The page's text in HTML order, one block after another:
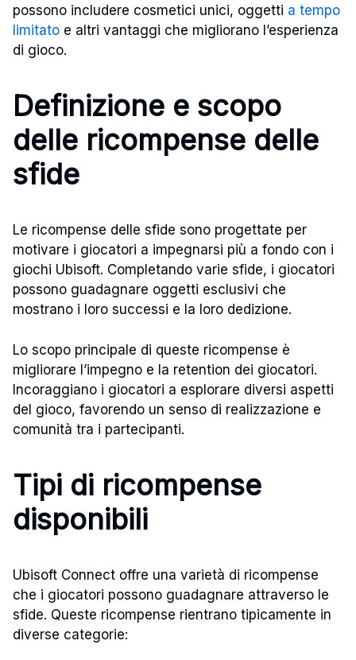
possono includere cosmetici unici, oggetti a tempo
limitato e altri vantaggi che migliorano l’esperienza
di gioco.
Definizione e scopo
delle ricompense delle
sfide
Le ricompense delle sfide sono progettate per
motivare i giocatori a impegnarsi più a fondo con i
giochi Ubisoft. Completando varie sfide, i giocatori
possono guadagnare oggetti esclusivi che
mostrano i loro successi e la loro dedizione.
Lo scopo principale di queste ricompense è
migliorare l’impegno e la retention dei giocatori.
Incoraggiano i giocatori a esplorare diversi aspetti
del gioco, favorendo un senso di realizzazione e
comunità tra i partecipanti.
Tipi di ricompense
disponibili
Ubisoft Connect offre una varietà di ricompense
che i giocatori possono guadagnare attraverso le
sfide. Queste ricompense rientrano tipicamente in
diverse categorie: